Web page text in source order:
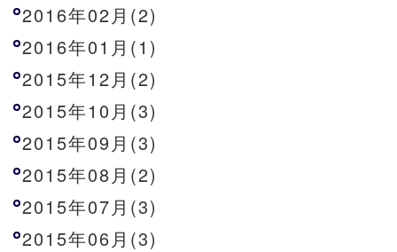
2016年02月(2)
2016年01月(1)
2015年12月(2)
2015年10月(3)
2015年09月(3)
2015年08月(2)
2015年07月(3)
2015年06月(3)